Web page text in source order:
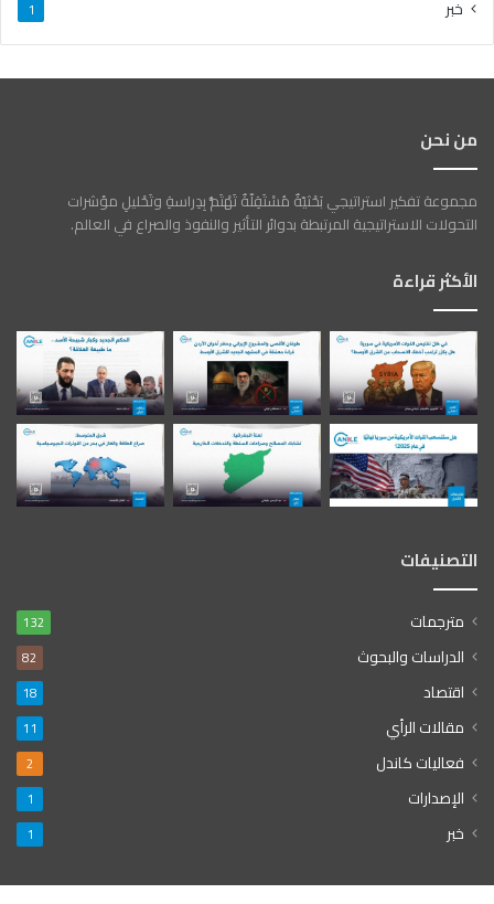
خبر 1
من نحن
مجموعة تفكير استراتيجي بَحْثيّةٌ مُسْتَقِلّةٌ تَهْتَمُّ بِدِراسةِ وتَحْليلِ مؤشرات
التحولات الاستراتيجية المرتبطة بدوائر التأثير والنفوذ والصراع في العالم.
الأكثر قراءة
التصنيفات
مترجمات 132
الدراسات والبحوث 82
اقتصاد 18
مقالات الرأي 11
فعاليات كاندل 2
الإصدارات 1
خبر 1